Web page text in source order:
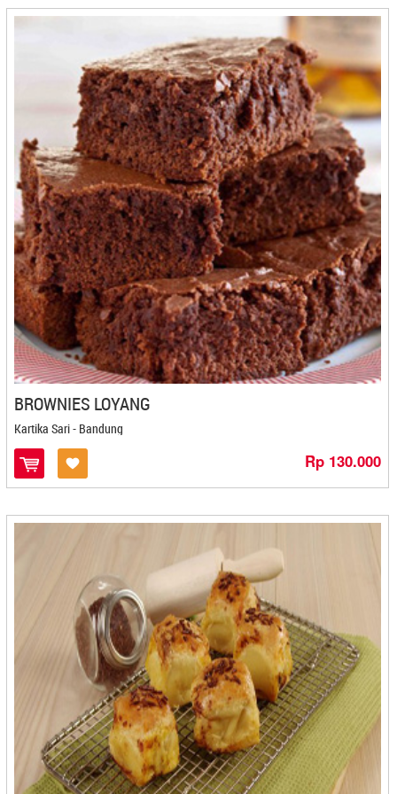
Graha Otak Otak - Pangkal Pinang
Griya Pecel 276 - Kediri
Gryshufa - Bekasi
Gudang Madu - Depok
Gudeg Bu Lies - Yogyakarta
Gudeg Bu Tjitro - Yogyakarta
Gudeg Manggar Bu Tinur - Yogyakarta
GUDEG YU DJUM - Yogyakarta
Gula Semut Aren Berkah Buluh Awar - Medan
Hafa Esa Bolu Gulung - Medan
Hafara Honey - Cirebon
Halifa Cimilikitiw - Banjarmasin
Halo Oma - Cilegon
Hanana - Cilacap
HD RASA - Cilegon
Healthy Sweet Nukita Food - Bandung
Hellyeah Premium Sambal - Bekasi
Hj Baniyah - Cilegon
HJ. Novilda - Banjarbaru
Ice Snack - Pekanbaru
Ikm Bilal Ekar Snack - Gorontalo
Ikm Dahlia - Gorontalo
Ikm Jaya - Gorontalo
Iko Nan Lomak - Payakumbuh
Ilham Jaya - Kediri
Ima's Cake & Bakery - Cirebon
Immanuel - Makasar
Indolia - Cilacap
Indra Multi Produk - Cirebon
Intip - Medan
BROWNIES LOYANG
Kartika Sari - Bandung
Rp 130.000